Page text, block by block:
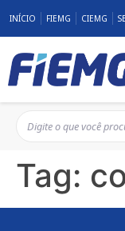
INÍCIO FIEMG CIEMG
Tag: